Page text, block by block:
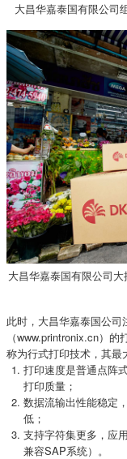
大昌华嘉泰国有限公司
大昌华嘉泰国有限公司大
此时，大昌华嘉泰国公司
（www.printronix.cn）
称为行式打印技术，其最
打印速度是普通点阵
打印质量；
数据流输出性能稳定
低；
支持字符集更多，应
兼容SAP系统）。